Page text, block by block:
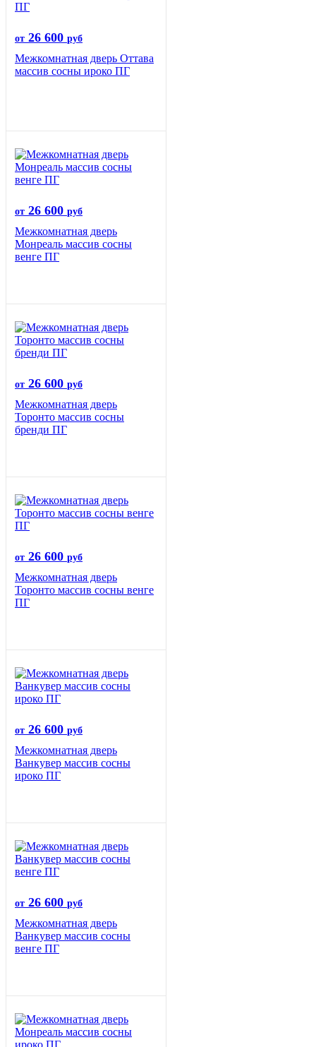
от 26 600 руб
Межкомнатная дверь Оттава
массив сосны ироко ПГ
от 26 600 руб
Межкомнатная дверь
Монреаль массив сосны
венге ПГ
от 26 600 руб
Межкомнатная дверь
Торонто массив сосны
бренди ПГ
от 26 600 руб
Межкомнатная дверь
Торонто массив сосны венге
ПГ
от 26 600 руб
Межкомнатная дверь
Ванкувер массив сосны
ироко ПГ
от 26 600 руб
Межкомнатная дверь
Ванкувер массив сосны
венге ПГ